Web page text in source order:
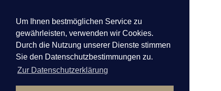
Um Ihnen bestmöglichen Service zu
gewährleisten, verwenden wir Cookies.
Durch die Nutzung unserer Dienste stimmen
Sie den Datenschutzbestimmungen zu.
Zur Datenschutzerklärung